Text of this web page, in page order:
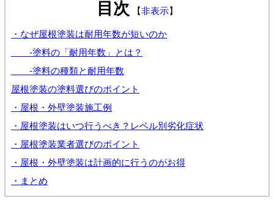
目次 【非表示】
・なぜ屋根塗装は耐用年数が短いのか
-塗料の「耐用年数」とは？
-塗料の種類と耐用年数
屋根塗装の塗料選びのポイント
・屋根・外壁塗装施工例
・屋根塗装はいつ行うべき？レベル別劣化症状
・屋根塗装業者選びのポイント
・屋根・外壁塗装は計画的に行うのがお得
・まとめ